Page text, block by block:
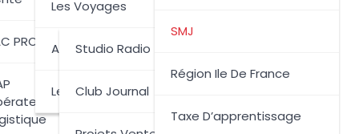
Technologique
PRO Logistique
Opératrice
Les Voyages
Archives Des Projets
Studio Radio
Club Journal
Les Projets Citoyens
SMJ
Région Ile De France
Taxe D’apprentissage